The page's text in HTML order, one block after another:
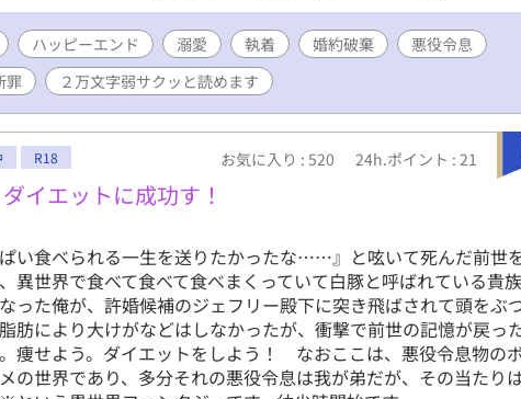
ハッピーエンド 溺愛 執着 婚約破棄
悪役令息
罪 ２万文字弱サクッと読めます
R18 お気に入り : 520 24h.ポイント : 21
イエットに成功す！
い食べられる一生を送りたかったな……』と呟いて死んだ前世
異世界で食べて食べて食べまくっていて白豚と呼ばれている貴
った俺が、許婚候補のジェフリー殿下に突き飛ばされて頭をぶ
肪により大けがなどはしなかったが、衝撃で前世の記憶が戻っ
痩せよう。ダイエットをしよう！ なおここは、悪役令息物の
の世界であり、多分それの悪役令息は我が弟だが、その当たり